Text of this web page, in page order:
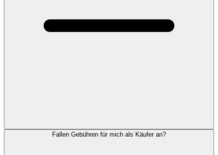
Fallen Gebühren für mich als Käufer an?